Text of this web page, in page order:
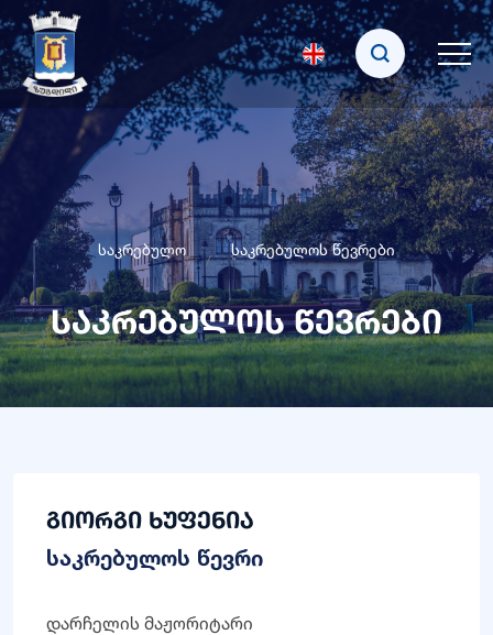
საკრებულო საკრებულოს წევრები
საკრებულოს წევრები
გიორგი ხუფენია
საკრებულოს წევრი
დარჩელის მაჟორიტარი